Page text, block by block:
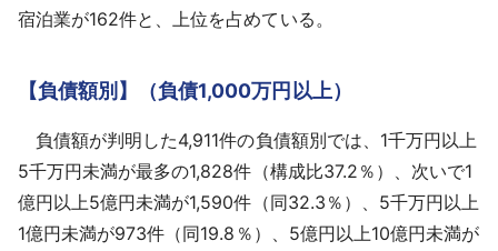
宿泊業が162件と、上位を占めている。
【負債額別】（負債1,000万円以上）
負債額が判明した4,911件の負債額別では、1千万円以上
5千万円未満が最多の1,828件（構成比37.2％）、次いで1
億円以上5億円未満が1,590件（同32.3％）、5千万円以上
1億円未満が973件（同19.8％）、5億円以上10億円未満が